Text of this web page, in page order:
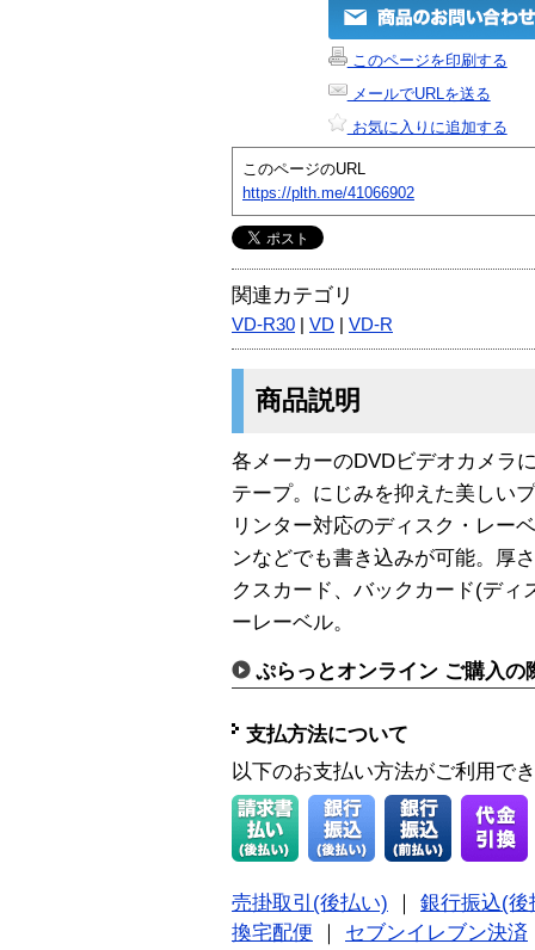
このページを印刷する
メールでURLを送る
お気に入りに追加する
このページのURL
https://plth.me/41066902
関連カテゴリ
VD-R30 VD VD-R
商品説明
各メーカーのDVDビデオカメラ
テープ。にじみを抑えた美しい
リンター対応のディスク・レー
ンなどでも書き込みが可能。厚
クスカード、バックカード(ディ
ーレーベル。
ぷらっとオンライン ご購入の
支払方法について
以下のお支払い方法がご利用で
売掛取引(後払い)
銀行振込(後
換宅配便
セブンイレブン決済